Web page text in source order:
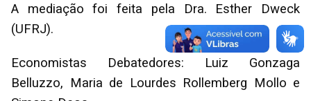
A mediação foi feita pela Dra. Esther Dweck
(UFRJ).
Economistas Debatedores: Luiz Gonzaga
Belluzzo, Maria de Lourdes Rollemberg Mollo e